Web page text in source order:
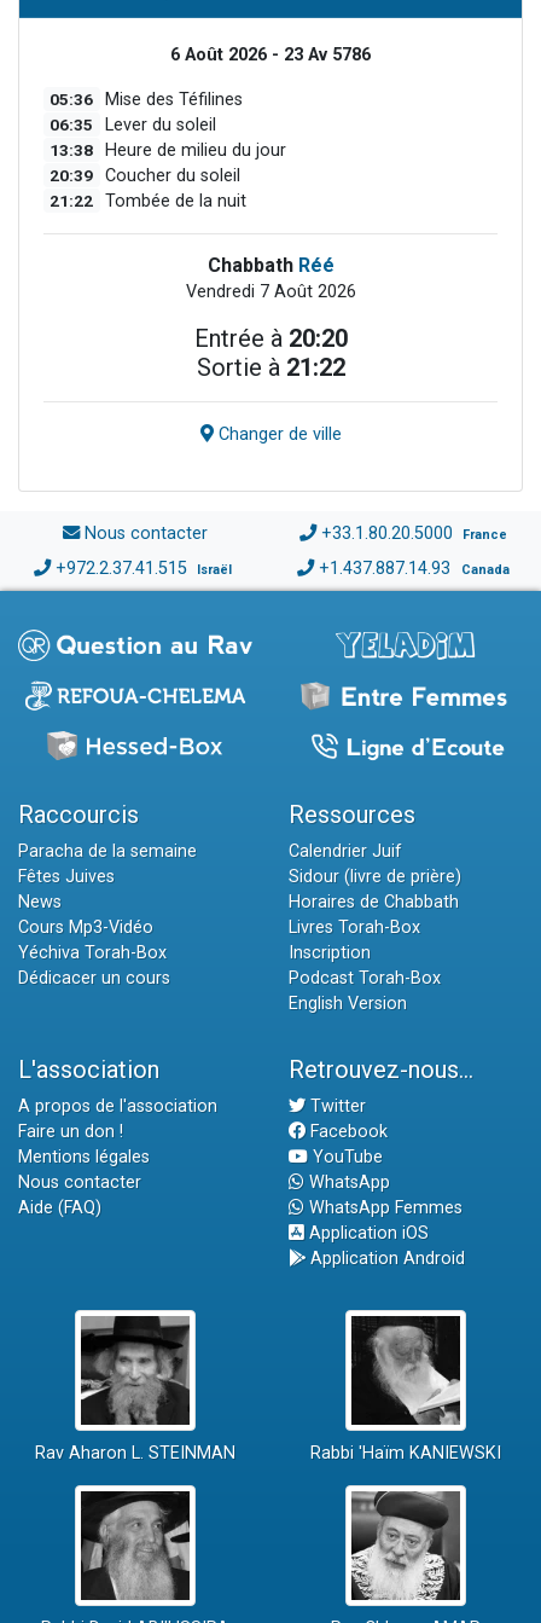
6 Août 2026 - 23 Av 5786
05:36 Mise des Téfilines
06:35 Lever du soleil
13:38 Heure de milieu du jour
20:39 Coucher du soleil
21:22 Tombée de la nuit
Chabbath Réé
Vendredi 7 Août 2026
Entrée à 20:20
Sortie à 21:22
Changer de ville
Nous contacter +33.1.80.20.5000 France
+972.2.37.41.515 Israël +1.437.887.14.93 Canada
Raccourcis
Paracha de la semaine
Fêtes Juives
News
Cours Mp3-Vidéo
Yéchiva Torah-Box
Dédicacer un cours
Ressources
Calendrier Juif
Sidour (livre de prière)
Horaires de Chabbath
Livres Torah-Box
Inscription
Podcast Torah-Box
English Version
L'association
A propos de l'association
Faire un don !
Mentions légales
Nous contacter
Aide (FAQ)
Retrouvez-nous...
Twitter
Facebook
YouTube
WhatsApp
WhatsApp Femmes
Application iOS
Application Android
Rav Aharon L. STEINMAN Rabbi 'Haïm KANIEWSKI